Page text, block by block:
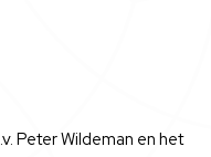
Peter Wildeman en het